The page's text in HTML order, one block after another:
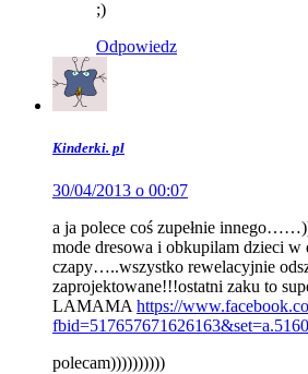
;)
Odpowiedz
Kinderki. pl
30/04/2013 o 00:07
a ja polece coś zupełnie
mode dresowa i obkupilam dzieci w
czapy…..wszystko rewelacyjnie
zaprojektowane!!!ostatni zaku to
LAMAMA https://
polecam))))))))))